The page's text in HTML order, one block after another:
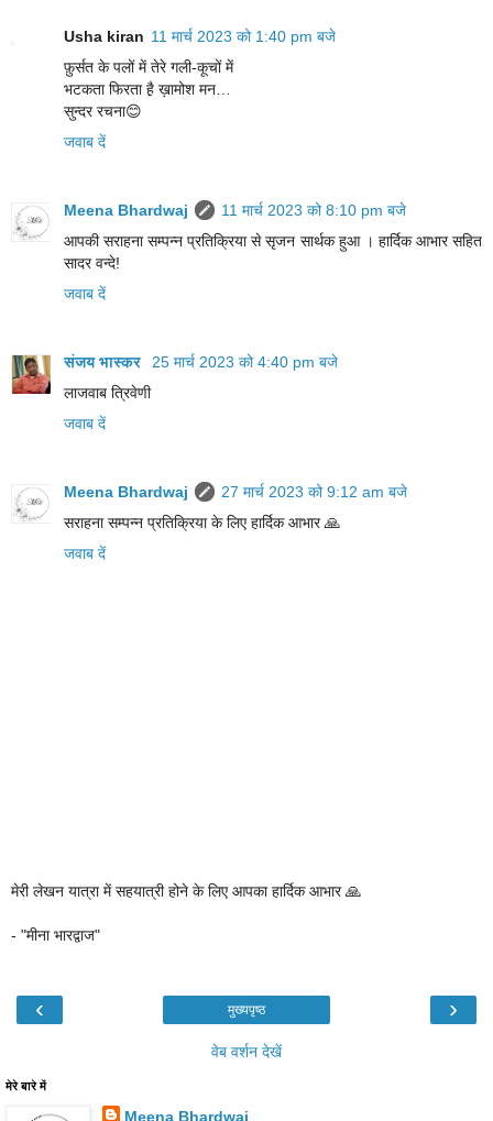
Usha kiran 11 मार्च 2023 को 1:40 pm बजे
फ़ुर्सत के पलों में तेरे गली-कूचों में
भटकता फिरता है़ ख़ामोश मन…
सुन्दर रचना😊
जवाब दें
Meena Bhardwaj
11 मार्च 2023 को 8:10 pm बजे
आपकी सराहना सम्पन्न प्रतिक्रिया से सृजन सार्थक हुआ । हार्दिक आभार सहित
सादर वन्दे!
जवाब दें
संजय भास्‍कर
25 मार्च 2023 को 4:40 pm बजे
लाजवाब त्रिवेणी
जवाब दें
Meena Bhardwaj
27 मार्च 2023 को 9:12 am बजे
सराहना सम्पन्न प्रतिक्रिया के लिए हार्दिक आभार 🙏
जवाब दें
मेरी लेखन यात्रा में सहयात्री होने के लिए आपका हार्दिक आभार 🙏
- "मीना भारद्वाज"
‹ ›
मुख्यपृष्ठ
वेब वर्शन देखें
मेरे बारे में
Meena Bhardwaj